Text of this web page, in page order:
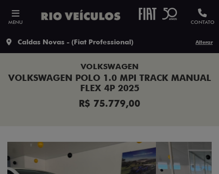
MENU CONTATO
Caldas Novas - (Fiat Professional) Alterar
VOLKSWAGEN
VOLKSWAGEN POLO 1.0 MPI TRACK MANUAL
FLEX 4P 2025
R$ 75.779,00